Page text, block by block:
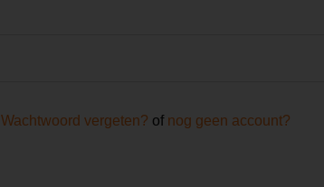
Wachtwoord vergeten? of nog geen account?